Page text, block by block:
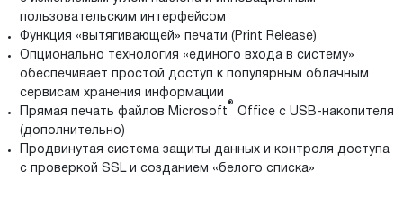
пользовательским интерфейсом
Функция «вытягивающей» печати (Print Release)
Опционально технология «единого входа в систему»
обеспечивает простой доступ к популярным облачным
сервисам хранения информации
Прямая печать файлов Microsoft
®
Office с USB-накопителя
(дополнительно)
Продвинутая система защиты данных и контроля доступа
с проверкой SSL и созданием «белого списка»